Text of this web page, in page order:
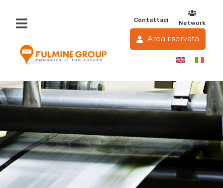
Contattaci Network
Area riservata